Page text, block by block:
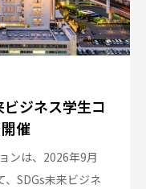
ジネス学生コ
催
ンは、2026年9月
SDGs未来ビジネ